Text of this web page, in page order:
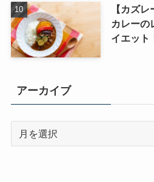
【カズ
カレーの
イエット
アーカイブ